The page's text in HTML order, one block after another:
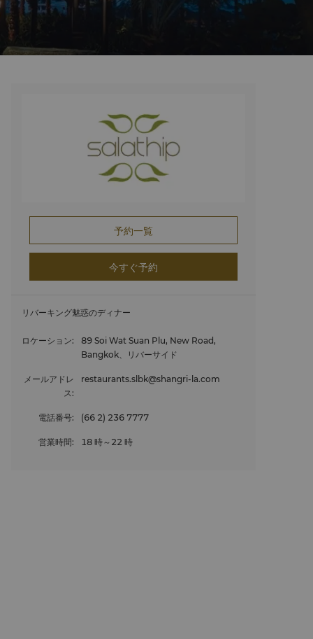
予約一覧
今すぐ予約
リバーキング魅惑のディナー
ロケーション:
89 Soi Wat Suan Plu, New Road,
Bangkok、リバーサイド
メールアドレ
ス:
restaurants.slbk@shangri-la.com
電話番号: (66 2) 236 7777
営業時間: 18 時～22 時